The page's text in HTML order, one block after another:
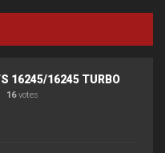
16245/16245 TURBO
16votes